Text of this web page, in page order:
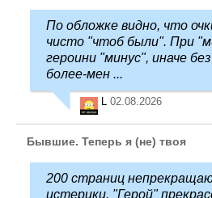
По обложке видно, что
чисто "чтоб были". При
героини "минус", иначе
более-мен ...
L 02.08.2026
Бывшие. Теперь я (не) твоя
200 страниц
истерики. "Герой"